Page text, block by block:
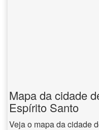
Mapa da cidade
Espírito Santo
Veja o mapa da cidade